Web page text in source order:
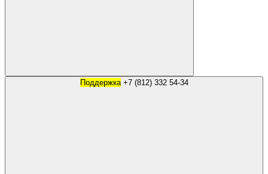
Поддержка +7 (812) 332 54-34